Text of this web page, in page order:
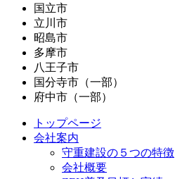
国立市
立川市
昭島市
多摩市
八王子市
国分寺市（一部）
府中市（一部）
トップページ
会社案内
守重建設の５つの特徴
会社概要